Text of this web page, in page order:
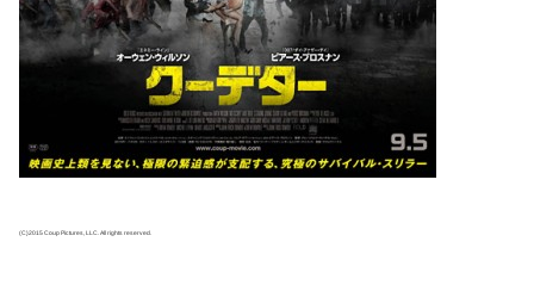
(C)2015 Coup Pictures, LLC. All rights reserved.